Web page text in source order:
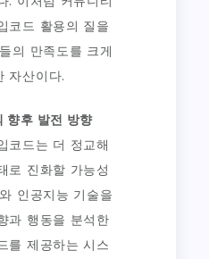
코드 활용의 질을
의 만족도를 크게
자산이다.
향후 발전 방향
코드는 더 정교해
로 진화할 가능성
인공지능 기술을
과 행동을 분석한
를 제공하는 시스